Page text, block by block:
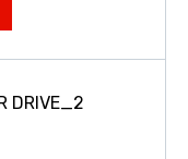
DRIVE_2